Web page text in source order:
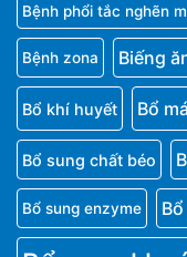
Bệnh phổi tắc nghẽn
Bệnh zona Biếng
Bổ khí huyết Bổ
Bổ sung chất béo
Bổ sung enzyme